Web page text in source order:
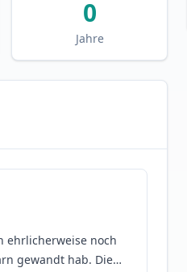
0
Jahre
ehrlicherweise noch
gewandt hab. Die